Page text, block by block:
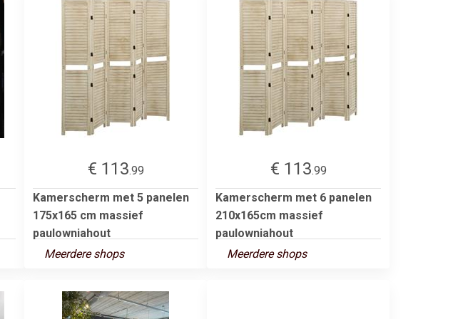
€ 113.99
Kamerscherm met 5 panelen
175x165 cm massief
paulowniahout
Meerdere shops
€ 113.99
Kamerscherm met 6 panelen
210x165cm massief
paulowniahout
Meerdere shops